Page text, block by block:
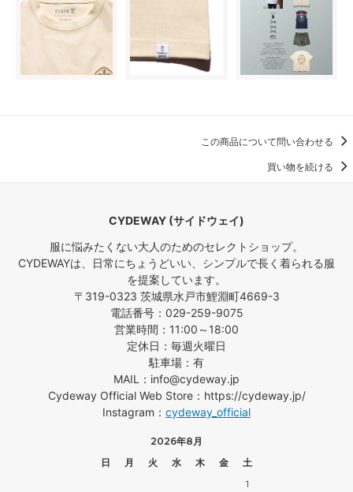
この商品について問い合わせる
買い物を続ける
CYDEWAY (サイドウェイ)
服に悩みたくない大人のためのセレクトショップ。
CYDEWAYは、日常にちょうどいい、シンプルで長く着られる服
を提案しています。
〒319-0323 茨城県水戸市鯉淵町4669-3
電話番号：029-259-9075
営業時間：11:00～18:00
定休日：毎週火曜日
駐車場：有
MAIL：info@cydeway.jp
Cydeway Official Web Store：https://cydeway.jp/
Instagram： cydeway_official
2026年8月
日
月 火 水 木 金
土
1